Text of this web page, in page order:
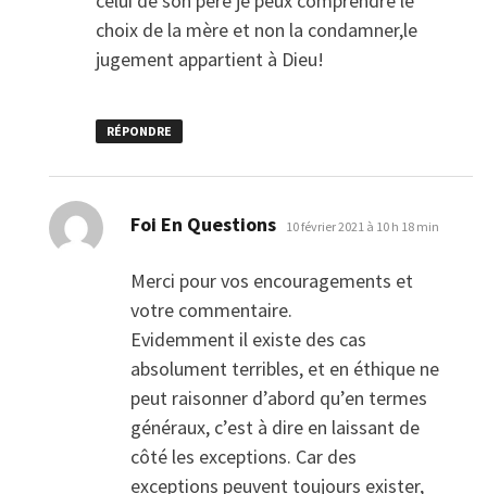
choix de la mère et non la condamner,le
jugement appartient à Dieu!
RÉPONDRE
Foi En Questions dit :
10 février 2021 à 10 h 18 min
Merci pour vos encouragements et
votre commentaire.
Evidemment il existe des cas
absolument terribles, et en éthique ne
peut raisonner d’abord qu’en termes
généraux, c’est à dire en laissant de
côté les exceptions. Car des
exceptions peuvent toujours exister,